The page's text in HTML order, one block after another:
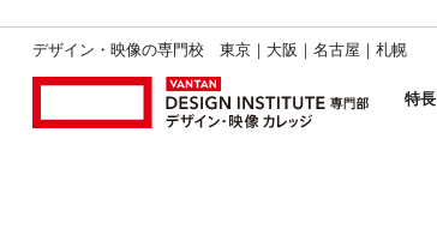
デザイン・映像の専門校 東京｜大阪｜名古屋｜札幌
特長